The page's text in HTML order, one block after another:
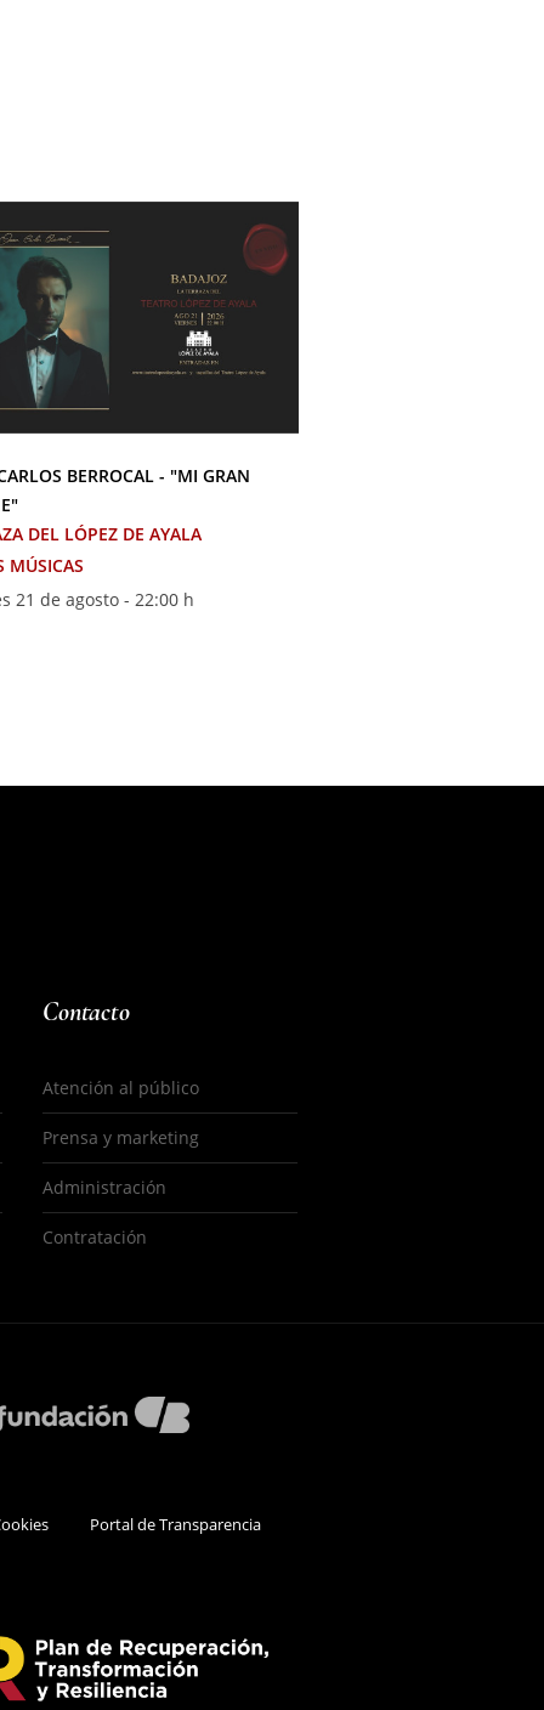
BERROCAL - "MI GRAN
DEL LÓPEZ DE AYALA
MÚSICAS
21 de agosto - 22:00 h
Contacto
Atención al público
Prensa y marketing
Administración
Contratación
Portal de Transparencia